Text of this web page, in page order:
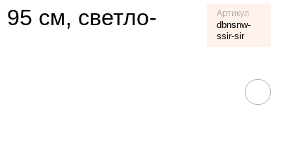
см, светло-
Артикул
dbnsnw-
ssir-sir